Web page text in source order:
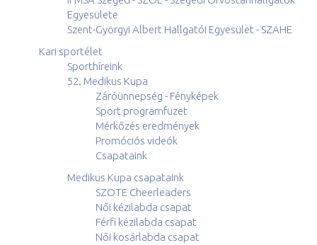
Egyesülete
Szent-Györgyi Albert Hallgatói Egyesület - SZAHE
Kari sportélet
Sporthíreink
52. Medikus Kupa
Záróünnepség - Fényképek
Sport programfüzet
Mérkőzés eredmények
Promóciós videók
Csapataink
Medikus Kupa csapataink
SZOTE Cheerleaders
Női kézilabda csapat
Férfi kézilabda csapat
Női kosárlabda csapat